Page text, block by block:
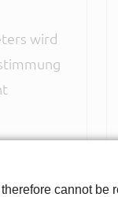
wird
cannot be